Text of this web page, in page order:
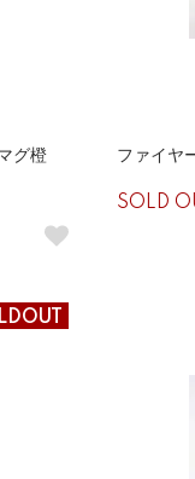
グ橙 ファイヤ
SOLD